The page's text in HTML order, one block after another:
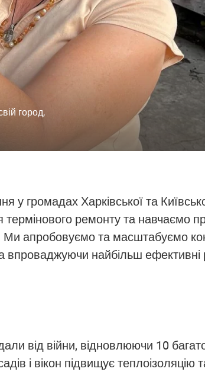
город,
громадах Харківської та
ремонту та навчаємо
апробовуємо та масштабуємо
впроваджуючи найбільш ефективні
від війни, відновлюючи 10
і вікон підвищує теплоізоляцію